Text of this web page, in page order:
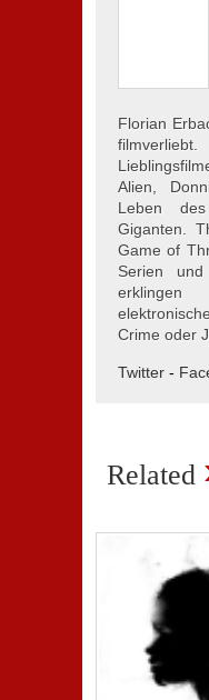
Florian
Alien,
Leben
Giganten.
Game of
Serien
erklingen
Crime oder
Twitter -
Related